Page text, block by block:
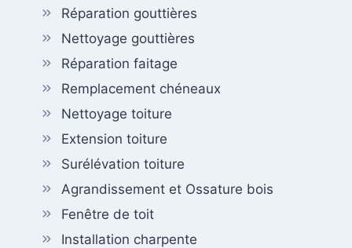
Réparation gouttières
Nettoyage gouttières
Réparation faitage
Remplacement chéneaux
Nettoyage toiture
Extension toiture
Surélévation toiture
Agrandissement et Ossature bois
Fenêtre de toit
Installation charpente